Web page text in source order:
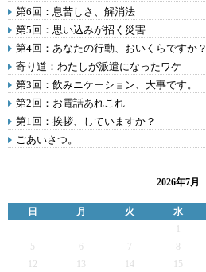
第6回：息苦しさ、解消法
第5回：思い込みが招く災害
第4回：あなたの行動、おいくらですか？
寄り道：わたしが派遣になったワケ
第3回：飲みニケーション、大事です。
第2回：お電話あれこれ
第1回：挨拶、していますか？
ごあいさつ。
2026年7月
日 月 火 水
5
6 7
12
13 14 15